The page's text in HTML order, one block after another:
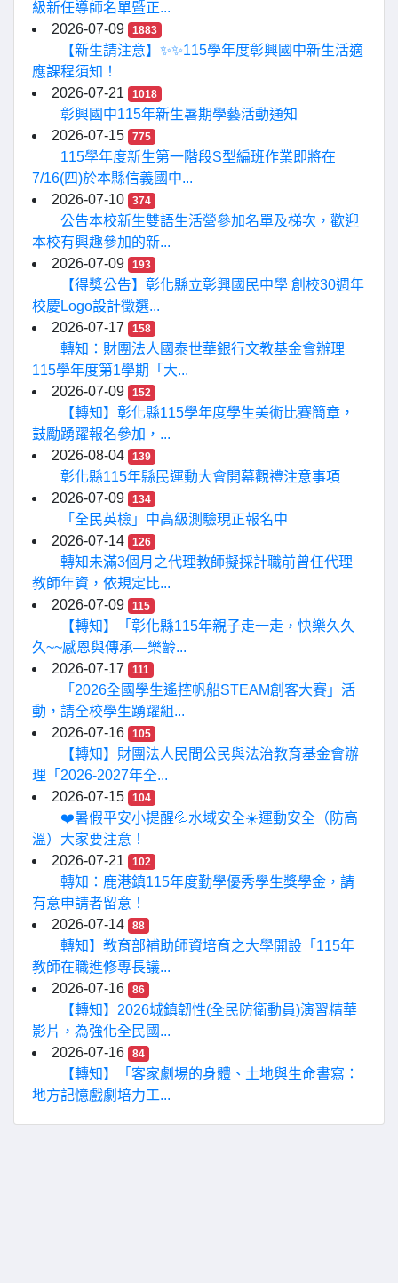
級新任導師名單暨正...
2026-07-09
1883
【新生請注意】✨✨115學年度彰興國中新生活適
應課程須知！
2026-07-21
1018
彰興國中115年新生暑期學藝活動通知
2026-07-15
775
115學年度新生第一階段S型編班作業即將在
7/16(四)於本縣信義國中...
2026-07-10
374
公告本校新生雙語生活營參加名單及梯次，歡迎
本校有興趣參加的新...
2026-07-09
193
【得獎公告】彰化縣立彰興國民中學 創校30週年
校慶Logo設計徵選...
2026-07-17
158
轉知：財團法人國泰世華銀行文教基金會辦理
115學年度第1學期「大...
2026-07-09
152
【轉知】彰化縣115學年度學生美術比賽簡章，
鼓勵踴躍報名參加，...
2026-08-04
139
彰化縣115年縣民運動大會開幕觀禮注意事項
2026-07-09
134
「全民英檢」中高級測驗現正報名中
2026-07-14
126
轉知未滿3個月之代理教師擬採計職前曾任代理
教師年資，依規定比...
2026-07-09
115
【轉知】「彰化縣115年親子走一走，快樂久久
久~~感恩與傳承—樂齡...
2026-07-17
111
「2026全國學生遙控帆船STEAM創客大賽」活
動，請全校學生踴躍組...
2026-07-16
105
【轉知】財團法人民間公民與法治教育基金會辦
理「2026-2027年全...
2026-07-15
104
❤️暑假平安小提醒💦水域安全☀️運動安全（防高
溫）大家要注意！
2026-07-21
102
轉知：鹿港鎮115年度勤學優秀學生獎學金，請
有意申請者留意！
2026-07-14
88
轉知】教育部補助師資培育之大學開設「115年
教師在職進修專長議...
2026-07-16
86
【轉知】2026城鎮韌性(全民防衛動員)演習精華
影片，為強化全民國...
2026-07-16
84
【轉知】「客家劇場的身體、土地與生命書寫：
地方記憶戲劇培力工...